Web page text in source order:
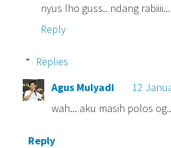
nyus lho guss.. ndang rabiiii...
Reply
Replies
Agus Mulyadi
12
wah... aku masih polos
Reply